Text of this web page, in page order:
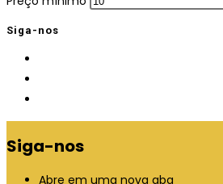
Siga-nos
Siga-nos
Abre em uma nova aba